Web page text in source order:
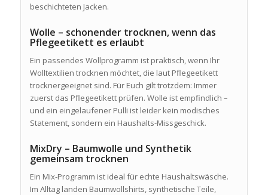
beschichteten Jacken.
Wolle – schonender trocknen, wenn das
Pflegeetikett es erlaubt
Ein passendes Wollprogramm ist praktisch, wenn Ihr
Wolltextilien trocknen möchtet, die laut Pflegeetikett
trocknergeeignet sind. Für Euch gilt trotzdem: Immer
zuerst das Pflegeetikett prüfen. Wolle ist empfindlich –
und ein eingelaufener Pulli ist leider kein modisches
Statement, sondern ein Haushalts-Missgeschick.
MixDry – Baumwolle und Synthetik
gemeinsam trocknen
Ein Mix-Programm ist ideal für echte Haushaltswäsche.
Im Alltag landen Baumwollshirts, synthetische Teile,